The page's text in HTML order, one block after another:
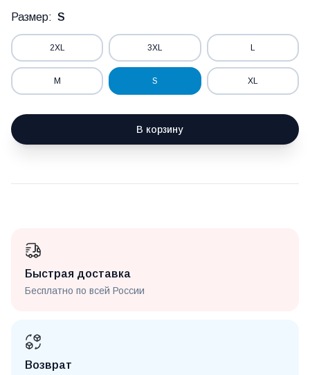
Размер: S
2XL 3XL L
M S XL
В корзину
Быстрая доставка
Бесплатно по всей России
Возврат